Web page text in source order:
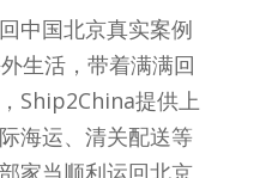
中国北京真实案例
生活，带着满满回
Ship2China提供上
海运、清关配送等
家当顺利运回北京